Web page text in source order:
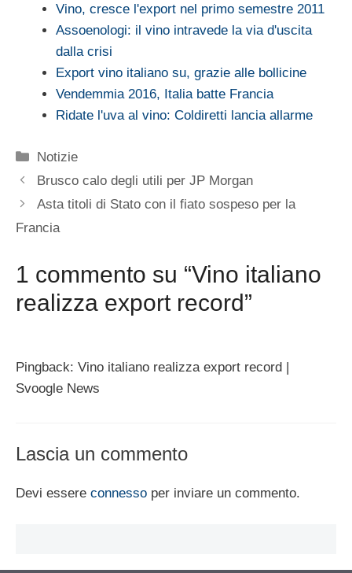
Vino, cresce l'export nel primo semestre 2011
Assoenologi: il vino intravede la via d'uscita
dalla crisi
Export vino italiano su, grazie alle bollicine
Vendemmia 2016, Italia batte Francia
Ridate l'uva al vino: Coldiretti lancia allarme
Categorie
Notizie
Brusco calo degli utili per JP Morgan
Asta titoli di Stato con il fiato sospeso per la
Francia
1 commento su “Vino italiano
realizza export record”
Pingback: Vino italiano realizza export record |
Svoogle News
Lascia un commento
Devi essere connesso per inviare un commento.